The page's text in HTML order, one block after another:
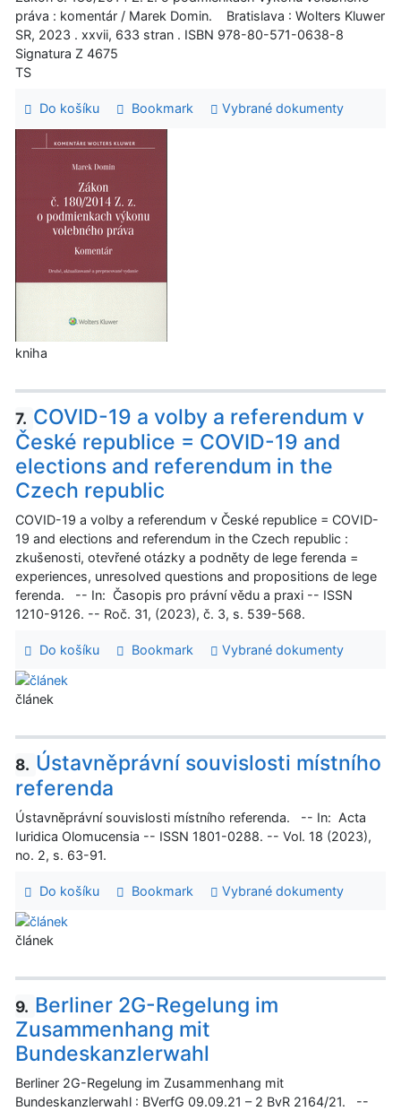
práva : komentár / Marek Domin. Bratislava : Wolters Kluwer
SR, 2023 . xxvii, 633 stran . ISBN 978-80-571-0638-8
Signatura Z 4675
TS
Do košíku Bookmark Vybrané dokumenty
kniha
7. COVID-19 a volby a referendum v
České republice = COVID-19 and
elections and referendum in the
Czech republic
COVID-19 a volby a referendum v České republice = COVID-
19 and elections and referendum in the Czech republic :
zkušenosti, otevřené otázky a podněty de lege ferenda =
experiences, unresolved questions and propositions de lege
ferenda. -- In: Časopis pro právní vědu a praxi -- ISSN
1210-9126. -- Roč. 31, (2023), č. 3, s. 539-568.
Do košíku Bookmark Vybrané dokumenty
článek
8. Ústavněprávní souvislosti místního
referenda
Ústavněprávní souvislosti místního referenda. -- In: Acta
Iuridica Olomucensia -- ISSN 1801-0288. -- Vol. 18 (2023),
no. 2, s. 63-91.
Do košíku Bookmark Vybrané dokumenty
článek
9. Berliner 2G-Regelung im
Zusammenhang mit
Bundeskanzlerwahl
Berliner 2G-Regelung im Zusammenhang mit
Bundeskanzlerwahl : BVerfG 09.09.21 – 2 BvR 2164/21. --